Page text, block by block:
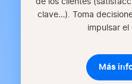
clave…). Toma
impulsar el
Más